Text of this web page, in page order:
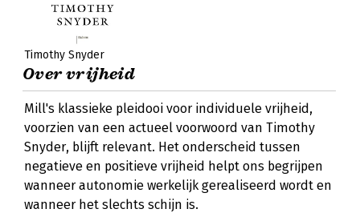
Timothy Snyder
Over vrijheid
Mill's klassieke pleidooi voor individuele vrijheid,
voorzien van een actueel voorwoord van Timothy
Snyder, blijft relevant. Het onderscheid tussen
negatieve en positieve vrijheid helpt ons begrijpen
wanneer autonomie werkelijk gerealiseerd wordt en
wanneer het slechts schijn is.